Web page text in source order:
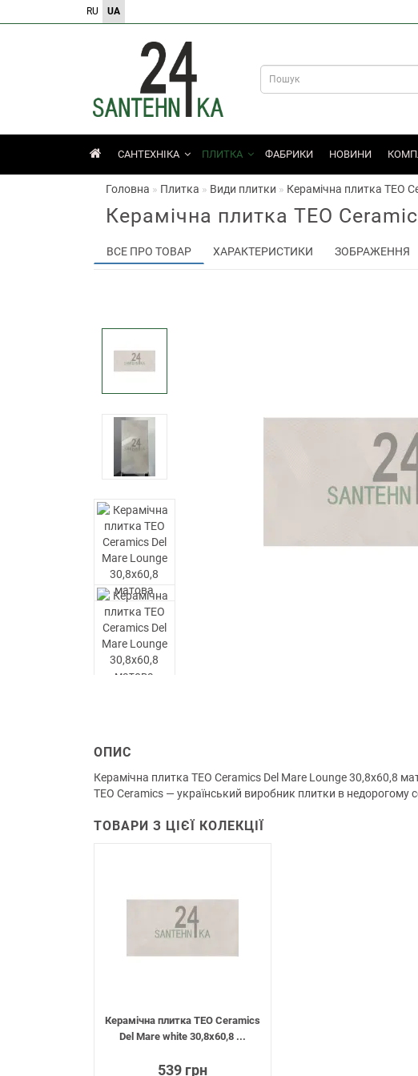
RU UA
САНТЕХНІКА ПЛИТКА ФАБРИКИ НОВИНИ
Головна Плитка Види плитки Керамічна плитка TEO
Керамічна плитка TEO
ВСЕ ПРО ТОВАР ХАРАКТЕРИСТИКИ ЗОБРАЖЕННЯ
ОПИС
Керамічна плитка TEO Ceramics Del Mare Lounge 30,8х60,8
TEO Ceramics — український виробник плитки в недорогому
ТОВАРИ З ЦІЄЇ КОЛЕКЦІЇ
Керамічна плитка TEO Ceramics
Del Mare white 30,8х60,8 ...
539 грн